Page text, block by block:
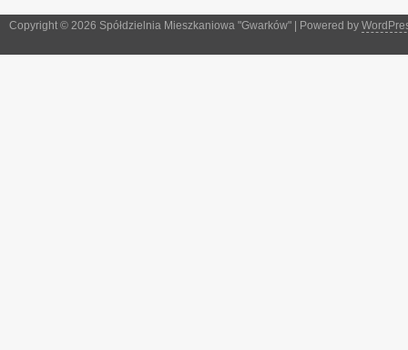
Copyright © 2026 Spółdzielnia Mieszkaniowa "Gwarków" | Powered by